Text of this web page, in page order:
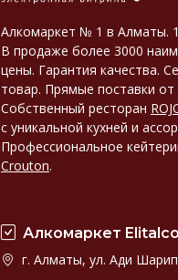
Алкомаркет № 1 в Алматы.
В продаже более 3000
цены. Гарантия качества.
товар. Прямые поставки от
Собственный ресторан
с уникальной кухней и
Профессиональное
Crouton.
Алкомаркет
г. Алматы, ул. Ади